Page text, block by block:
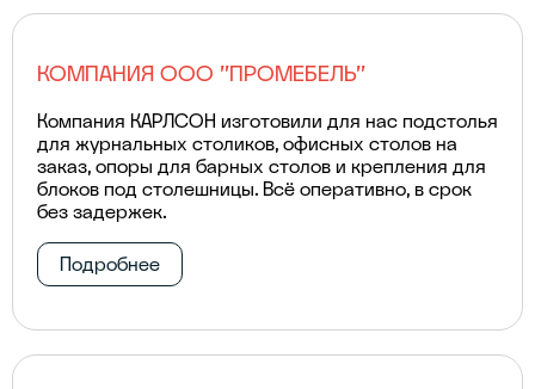
КОМПАНИЯ ООО "ПРОМЕБЕЛЬ"
Компания КАРЛСОН изготовили для нас подстолья
для журнальных столиков, офисных столов на
заказ, опоры для барных столов и крепления для
блоков под столешницы. Всё оперативно, в срок
без задержек.
Подробнее